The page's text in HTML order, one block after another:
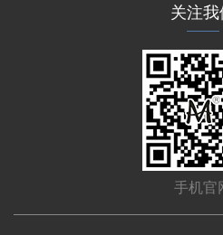
关注我
手机官